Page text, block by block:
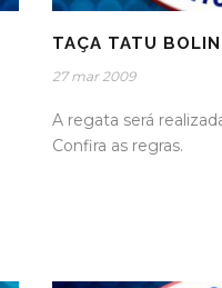
TAÇA TATU
27 mar 2009
A regata será
Confira as regras.